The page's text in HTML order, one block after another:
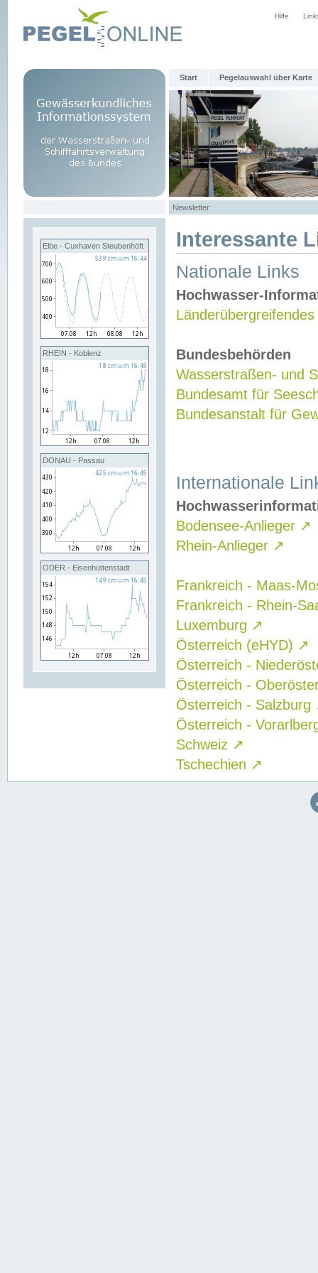
Hilfe
Start Pegelauswahl über Karte
Newsletter
Elbe - Cuxhaven Steubenhöft
RHEIN - Koblenz
DONAU - Passau
ODER - Eisenhüttenstadt
Interessante
Nationale Links
Hochwasser-
Bundesbehörden
Wasserstraßen- und
Bundesamt für
Bundesanstalt für
Internationale
Bodensee-Anlieger ↗
Rhein-Anlieger ↗
Frankreich - Maas-
Frankreich - Rhein-
Luxemburg ↗
Österreich (eHYD) ↗
Österreich -
Österreich -
Österreich - Salzburg
Österreich -
Schweiz ↗
Tschechien ↗